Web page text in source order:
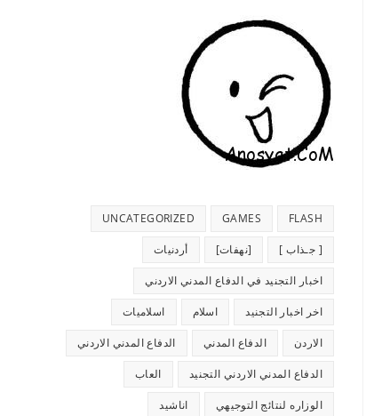
FLASH
GAMES
UNCATEGORIZED
[ جـذاب ] [نهفات] أردنيات
اخبار التجنيد في الدفاع المدني الاردني
اخر اخبار التجنيد اسلام اسلاميات
الاردن الدفاع المدني الدفاع المدني الاردني
الدفاع المدني الاردني التجنيد العاب
الوزاره لنتائج التوجيهي اناشيد